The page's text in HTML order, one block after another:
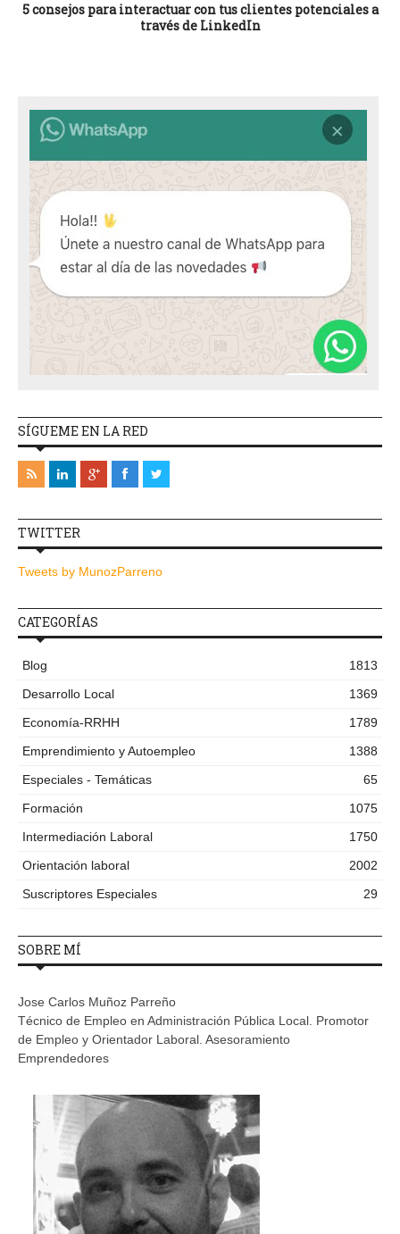
5 consejos para interactuar con tus clientes potenciales a
través de LinkedIn
SÍGUEME EN LA RED
TWITTER
Tweets by MunozParreno
CATEGORÍAS
Blog
1813
Desarrollo Local
1369
Economía-RRHH
1789
Emprendimiento y Autoempleo
1388
Especiales - Temáticas
65
Formación
1075
Intermediación Laboral
1750
Orientación laboral
2002
Suscriptores Especiales
29
SOBRE MÍ
Jose Carlos Muñoz Parreño
Técnico de Empleo en Administración Pública Local. Promotor
de Empleo y Orientador Laboral. Asesoramiento
Emprendedores